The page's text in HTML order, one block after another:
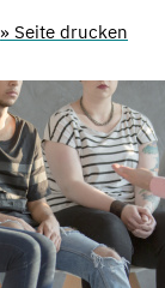
» Seite drucken